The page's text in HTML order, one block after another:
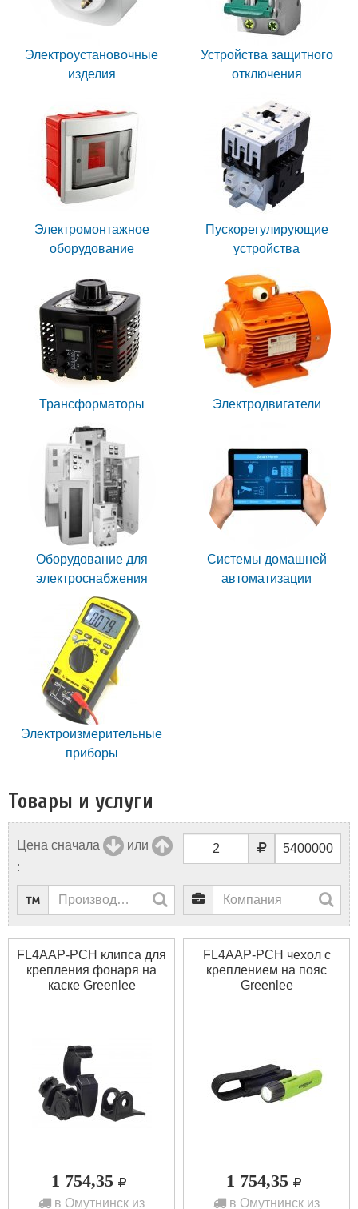
Электроустановочные
изделия
Устройства защитного
отключения
Электромонтажное
оборудование
Пускорегулирующие
устройства
Трансформаторы Электродвигатели
Оборудование для
электроснабжения
Системы домашней
автоматизации
Электроизмерительные
приборы
Товары и услуги
Цена сначала
или
:
FL4AAP-PCH клипса для
крепления фонаря на
каске Greenlee
1 754,35
в Омутнинск из
FL4AAP-PCH чехол с
креплением на пояс
Greenlee
1 754,35
в Омутнинск из